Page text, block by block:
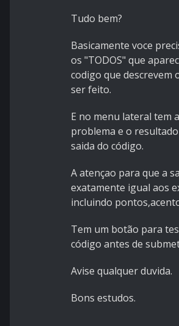
Tudo bem?
Basicamente voce
os "TODOS" que
codigo que descrevem
ser feito.
E no menu lateral tem
problema e o
saida do código.
A atençao para que a
exatamente igual aos
incluindo
Tem um botão para
código antes de
Avise qualquer duvida.
Bons estudos.